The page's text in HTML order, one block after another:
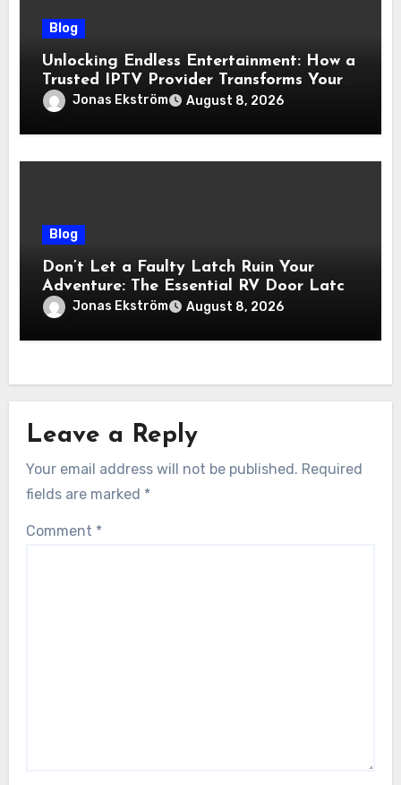
Blog
Unlocking Endless Entertainment: How a
Trusted IPTV Provider Transforms Your
Viewing Experience
Jonas Ekström August 8, 2026
Blog
Don’t Let a Faulty Latch Ruin Your
Adventure: The Essential RV Door Latch
GuideJonas Ekström August 8, 2026
Leave a Reply
Your email address will not be published. Required
fields are marked *
Comment *